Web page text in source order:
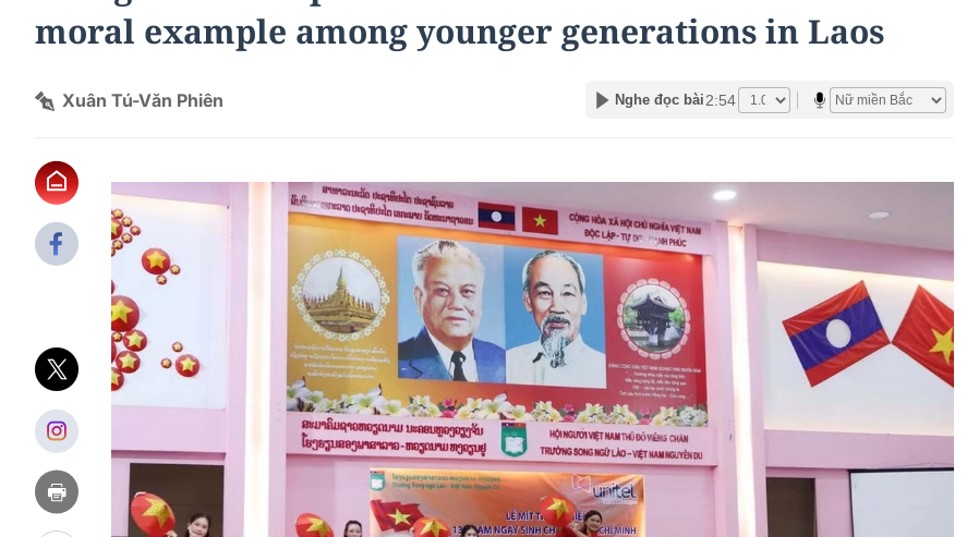
moral example among younger generations in Laos
Xuân Tú-Văn Phiên Nghe đọc bài 2:54